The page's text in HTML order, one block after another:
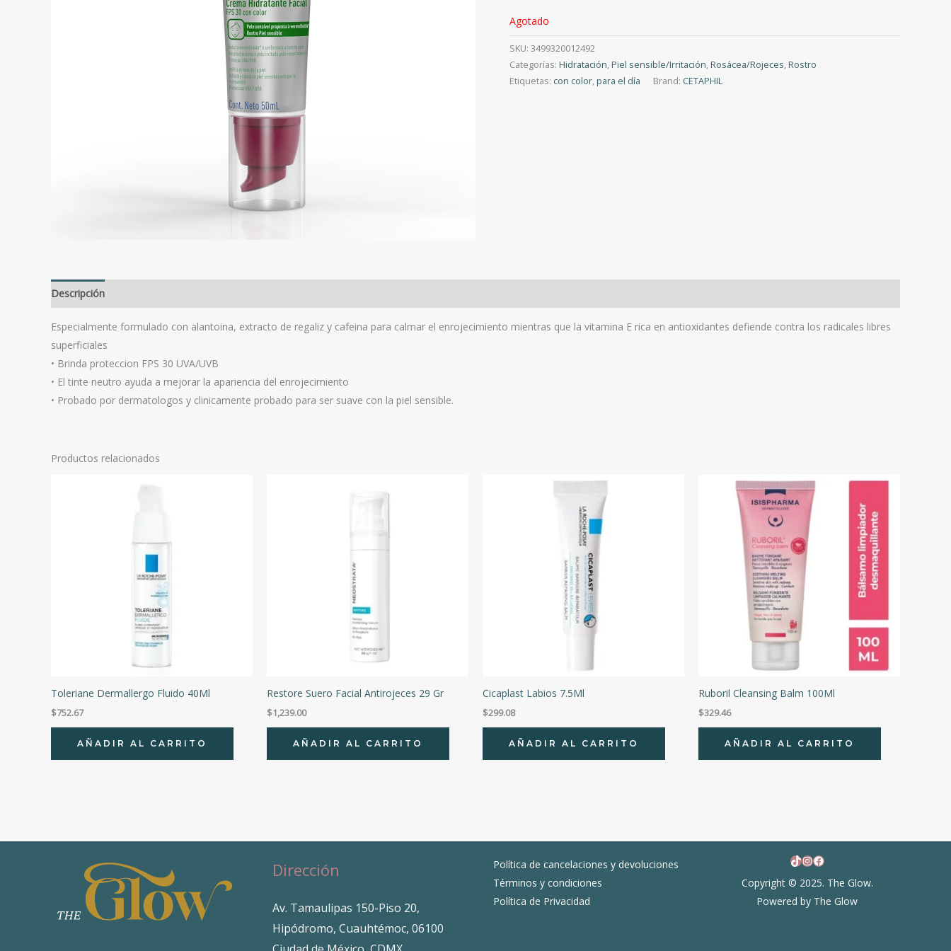
Agotado
SKU: 3499320012492
Categorías: Hidratación,Piel sensible/Irritación,Rosácea/Rojeces,Rostro
Etiquetas: con color,para el día Brand: CETAPHIL
Descripción
Especialmente formulado con alantoina, extracto de regaliz y cafeina para calmar el enrojecimiento mientras que la vitamina E rica en antioxidantes defiende contra los radicales libres
superficiales
• Brinda proteccion FPS 30 UVA/UVB
• El tinte neutro ayuda a mejorar la apariencia del enrojecimiento
• Probado por dermatologos y clinicamente probado para ser suave con la piel sensible.
Productos relacionados
Toleriane Dermallergo Fluido 40Ml
$752.67
AÑADIR AL CARRITO
Restore Suero Facial Antirojeces 29 Gr
$1,239.00
AÑADIR AL CARRITO
Cicaplast Labios 7.5Ml
$299.08
AÑADIR AL CARRITO
Ruboril Cleansing Balm 100Ml
$329.46
AÑADIR AL CARRITO
Dirección
Av. Tamaulipas 150-Piso 20,
Hipódromo, Cuauhtémoc, 06100
Política de cancelaciones y devoluciones
Términos y condiciones
Política de Privacidad
TikTok
Instagram
Facebook
Copyright © 2025. The Glow.
Powered by The Glow